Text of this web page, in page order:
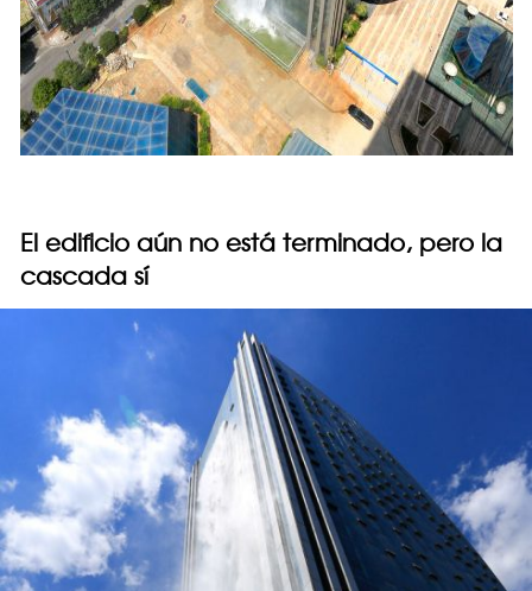
El edificio aún no está terminado, pero la
cascada sí